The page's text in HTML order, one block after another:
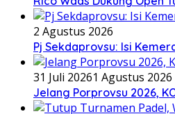
2 Agustus 2026
Pj Sekdaprovsu: Isi
31 Juli 20261 Agustus 2026
Jelang Porprovsu 2026,